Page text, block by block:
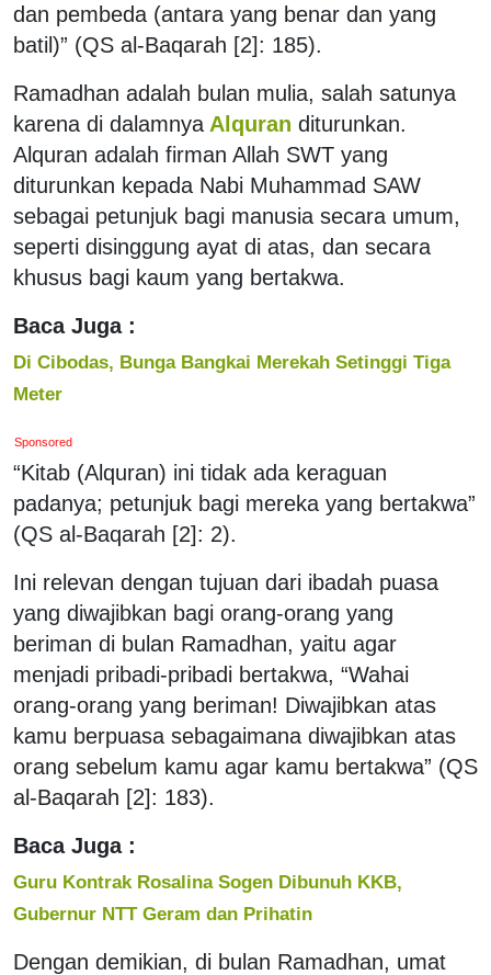
dan pembeda (antara yang benar dan yang
batil)” (QS al-Baqarah [2]: 185).
Ramadhan adalah bulan mulia, salah satunya
karena di dalamnya Alquran diturunkan.
Alquran adalah firman Allah SWT yang
diturunkan kepada Nabi Muhammad SAW
sebagai petunjuk bagi manusia secara umum,
seperti disinggung ayat di atas, dan secara
khusus bagi kaum yang bertakwa.
Baca Juga :
Di Cibodas, Bunga Bangkai Merekah Setinggi Tiga
Meter
Sponsored
“Kitab (Alquran) ini tidak ada keraguan
padanya; petunjuk bagi mereka yang bertakwa”
(QS al-Baqarah [2]: 2).
Ini relevan dengan tujuan dari ibadah puasa
yang diwajibkan bagi orang-orang yang
beriman di bulan Ramadhan, yaitu agar
menjadi pribadi-pribadi bertakwa, “Wahai
orang-orang yang beriman! Diwajibkan atas
kamu berpuasa sebagaimana diwajibkan atas
orang sebelum kamu agar kamu bertakwa” (QS
al-Baqarah [2]: 183).
Baca Juga :
Guru Kontrak Rosalina Sogen Dibunuh KKB,
Gubernur NTT Geram dan Prihatin
Dengan demikian, di bulan Ramadhan, umat